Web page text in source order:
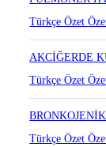
PULMONER
Türkçe Özet
AKCİĞERDE
Türkçe Özet